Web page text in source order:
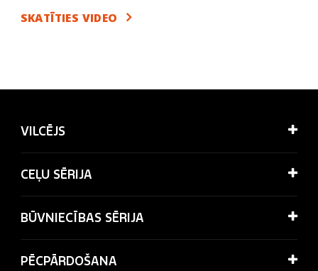
SKATĪTIES VIDEO
VILCĒJS
CEĻU SĒRIJA
BŪVNIECĪBAS SĒRIJA
PĒCPĀRDOŠANA